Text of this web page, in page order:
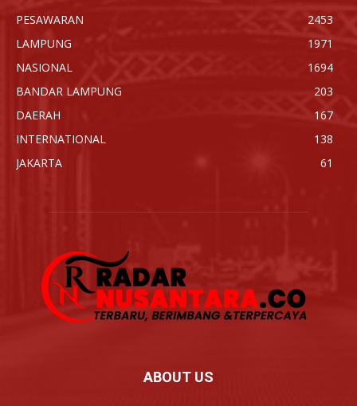
PESAWARAN
2453
LAMPUNG
1971
NASIONAL
1694
BANDAR LAMPUNG
203
DAERAH
167
INTERNATIONAL
138
JAKARTA
61
ABOUT US